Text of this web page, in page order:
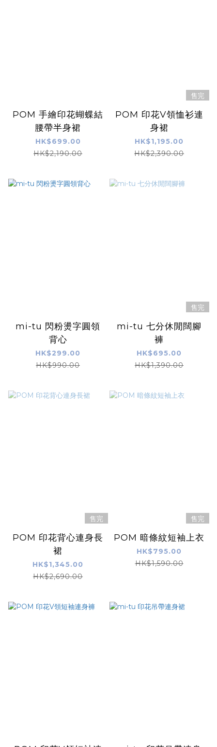
POM 手繪印花蝴蝶結
腰帶半身裙
HK$699.00
HK$2,190.00
售完
POM 印花V領恤衫連
身裙
HK$1,195.00
HK$2,390.00
mi-tu 閃粉燙字圓領
背心
HK$299.00
HK$990.00
售完
mi-tu 七分休閒闊腳
褲
HK$695.00
HK$1,390.00
售完
POM 印花背心連身長
裙
HK$1,345.00
HK$2,690.00
售完
POM 暗條紋短袖上衣
HK$795.00
HK$1,590.00